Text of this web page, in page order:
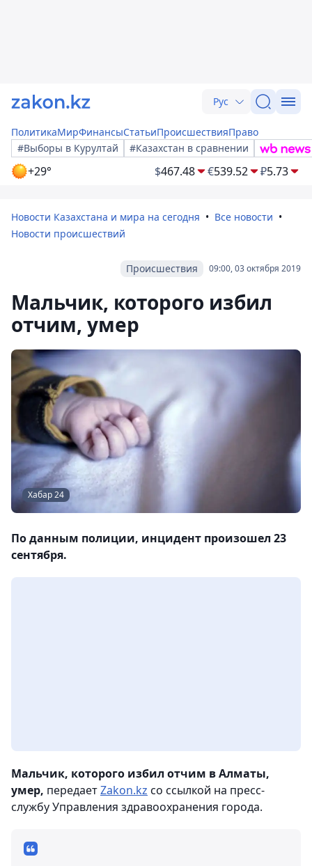
Рус
ПолитикаМирФинансыСтатьиПроисшествияПраво
#Выборы в Курултай
#Казахстан в сравнении
+29° $467.48 €539.52 ₽5.73
Новости Казахстана и мира на сегодня
Все новости
Новости происшествий
09:00, 03 октября 2019
Происшествия
Мальчик, которого избил
отчим, умер
Хабар 24
По данным полиции, инцидент произошел 23
сентября.
Мальчик, которого избил отчим в Алматы,
умер, передаетZakon.kz со ссылкой на пресс-
службу Управления здравоохранения города.